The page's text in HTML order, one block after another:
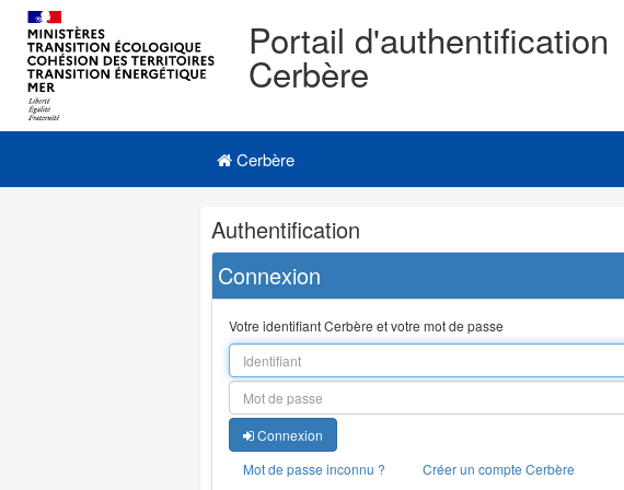
Portail d'authentification
Cerbère
Navigation
Menu principal
Cerbère
Navigation
et
outils
annexes
Authentification
Connexion
Votre identifiant Cerbère et votre mot de passe
Connexion
Mot de passe inconnu ?
Créer un compte Cerbère